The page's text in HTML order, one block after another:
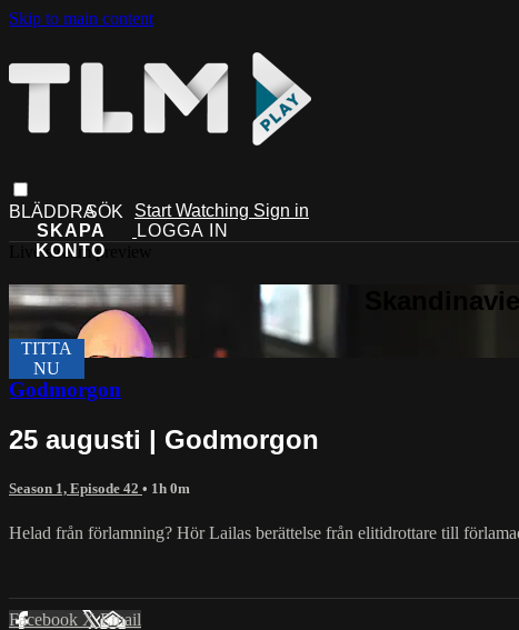
Skip to main content
Start Watching Sign in
Live stream preview
Godmorgon
25 augusti | Godmorgon
Season 1, Episode 42 • 1h 0m
Helad från förlamning? Hör Lailas berättelse från elitidrottare till
Facebook XEmail